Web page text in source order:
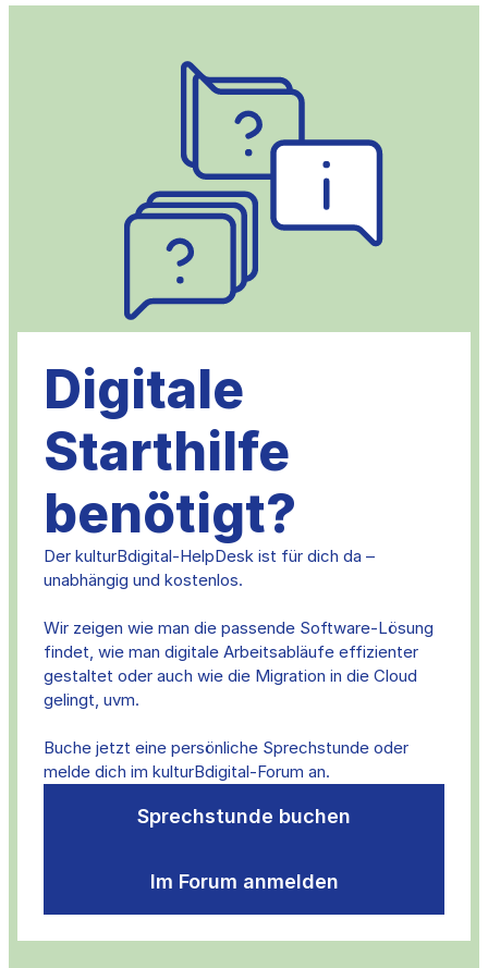
Digitale
Starthilfe
benötigt?
Der kulturBdigital-HelpDesk ist für dich da –
unabhängig und kostenlos.
Wir zeigen wie man die passende Software-Lösung
findet, wie man digitale Arbeitsabläufe effizienter
gestaltet oder auch wie die Migration in die Cloud
gelingt, uvm.
Buche jetzt eine persönliche Sprechstunde oder
melde dich im kulturBdigital-Forum an.
Sprechstunde buchen
Im Forum anmelden